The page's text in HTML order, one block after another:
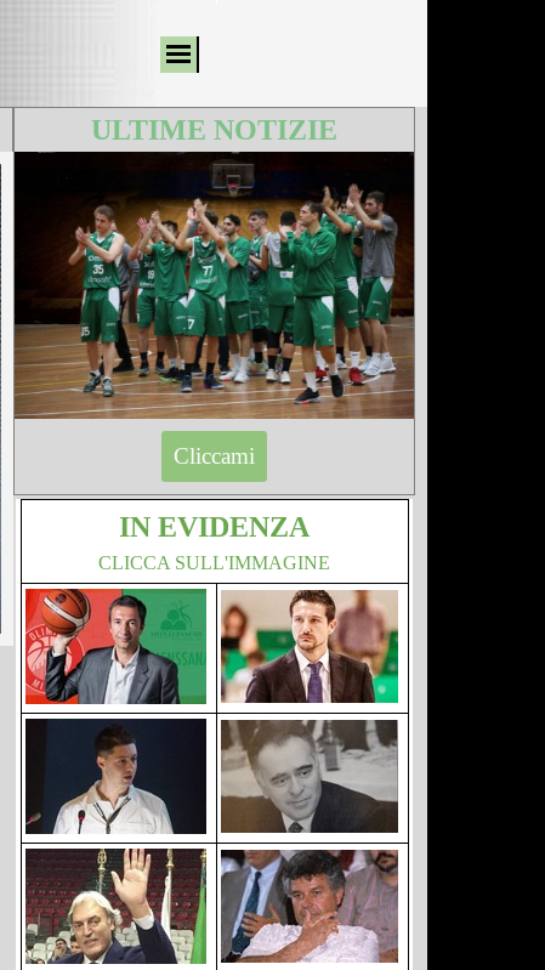
ULTIME NOTIZIE
Cliccami
IN EVIDENZA
CLICCA SULL'IMMAGINE